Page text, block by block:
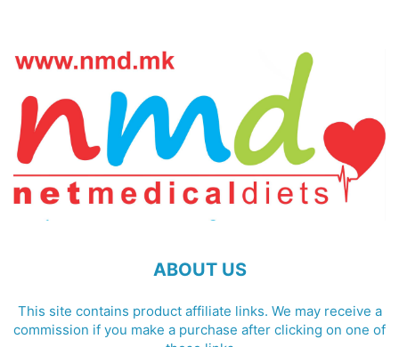
ABOUT US
This site contains product affiliate links. We may receive a
commission if you make a purchase after clicking on one of